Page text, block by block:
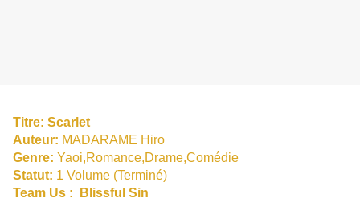
Titre: Scarlet
Auteur: MADARAME Hiro
Genre: Yaoi,Romance,Drame,Comédie
Statut: 1 Volume (Terminé)
Team Us :
Blissful Sin